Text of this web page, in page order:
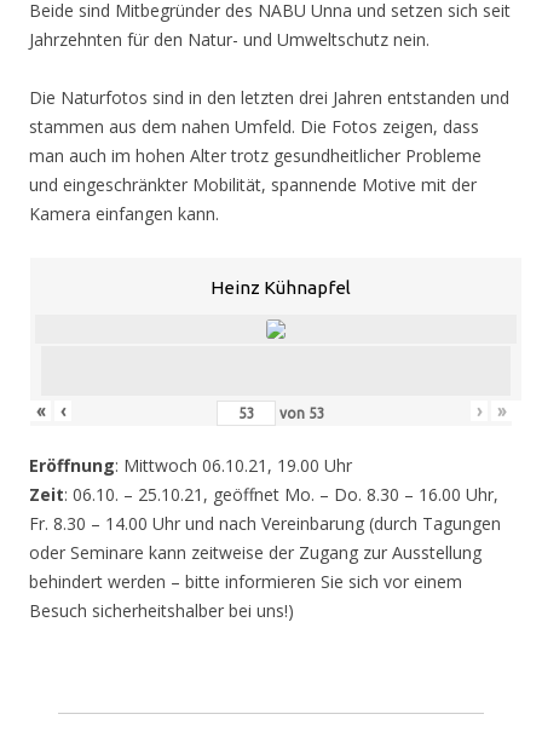
Beide sind Mitbegründer des NABU Unna und setzen sich seit
Jahrzehnten für den Natur- und Umweltschutz nein.
Die Naturfotos sind in den letzten drei Jahren entstanden und
stammen aus dem nahen Umfeld. Die Fotos zeigen, dass
man auch im hohen Alter trotz gesundheitlicher Probleme
und eingeschränkter Mobilität, spannende Motive mit der
Kamera einfangen kann.
Heinz Kühnapfel
« ‹ von 53 › »
Eröffnung: Mittwoch 06.10.21, 19.00 Uhr
Zeit: 06.10. – 25.10.21, geöffnet Mo. – Do. 8.30 – 16.00 Uhr,
Fr. 8.30 – 14.00 Uhr und nach Vereinbarung (durch Tagungen
oder Seminare kann zeitweise der Zugang zur Ausstellung
behindert werden – bitte informieren Sie sich vor einem
Besuch sicherheitshalber bei uns!)